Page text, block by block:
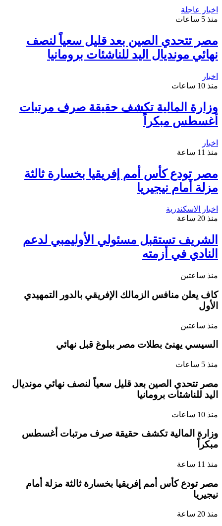
اخبار عاجلة
منذ 5 ساعات
مصر تتحدي الصين بعد قليل سعياً لنصف
نهائي مونديال اليد للناشئات برومانيا
اخبار
منذ 10 ساعات
وزارة المالية تكشف حقيقة صرف مرتبات
أغسطس مبكراً
اخبار
منذ 11 ساعة
مصر تودع كأس أمم إفريقيا بخسارة ثالثة
مزلة أمام نيجيريا
اخبار الاسكندرية
منذ 20 ساعة
الشريف تستقبل مسئولي الأوليمبي لدعم
النادي في أزمته
منذ ساعتين
كاف يعلن منافس الزمالك الإفريقي بالدور التمهيدي
الأول
منذ ساعتين
السيسي يهنئ بطلات مصر ببلوغ قبل نهائي
منذ 5 ساعات
مصر تتحدي الصين بعد قليل سعياً لنصف نهائي مونديال
اليد للناشئات برومانيا
منذ 10 ساعات
وزارة المالية تكشف حقيقة صرف مرتبات أغسطس
مبكراً
منذ 11 ساعة
مصر تودع كأس أمم إفريقيا بخسارة ثالثة مزلة أمام
نيجيريا
منذ 20 ساعة